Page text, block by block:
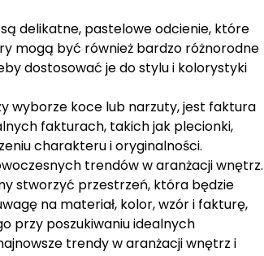
delikatne, pastelowe odcienie, które
mogą być również bardzo różnorodne
dostosować je do stylu i kolorystyki
wyborze koce lub narzuty, jest faktura
fakturach, takich jak plecionki,
charakteru i oryginalności.
trendów w aranżacji wnętrz.
stworzyć przestrzeń, która będzie
na materiał, kolor, wzór i fakturę,
przy poszukiwaniu idealnych
trendy w aranżacji wnętrz i